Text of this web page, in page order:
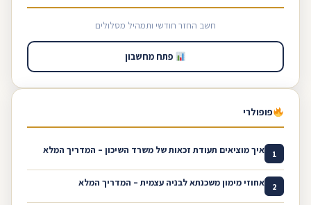
חשב החזר חודשי ותמהיל מסלולים
פתח מחשבון
פופולרי
1 איך מוציאים תעודת זכאות של משרד השיכון – המדריך המלא
2 אחוזי מימון משכנתא לבניה עצמית – המדריך המלא